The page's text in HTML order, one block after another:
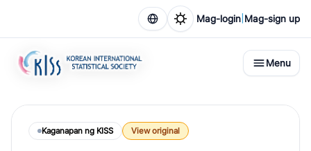
Mag-login Mag-sign up
Menu
Kaganapan ng KISS View original